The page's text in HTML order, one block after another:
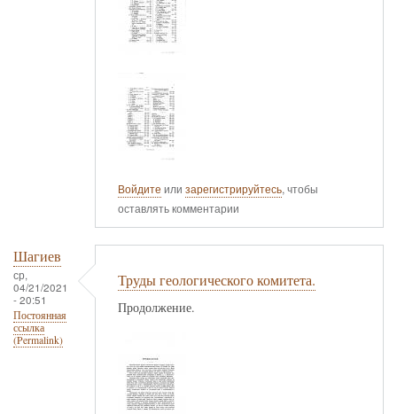
Войдите или зарегистрируйтесь, чтобы
оставлять комментарии
Шагиев
ср,
04/21/2021
- 20:51
Постоянная
ссылка
(Permalink)
Труды геологического комитета.
Продолжение.